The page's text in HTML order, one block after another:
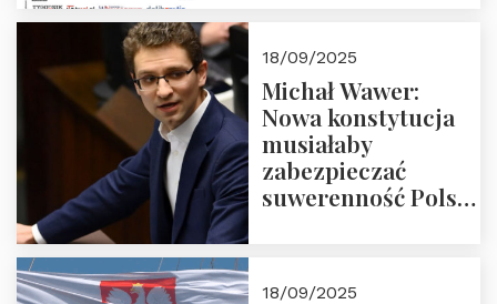
18/09/2025
Michał Wawer:
Nowa konstytucja
musiałaby
zabezpieczać
suwerenność Polski
18/09/2025